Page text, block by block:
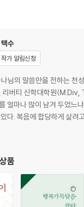
청 132
한 사람 136
요 146
일한 차이점 150
바르고 165
175
? 195
도 신뢰하라 203
휘하기 209
수
가 알림신청
님의 말씀만을 전하는
리버티 신학대학원(M.Div,
얼마나 많이 남겨 두었느
다. 복음에 합당하게 살려
품